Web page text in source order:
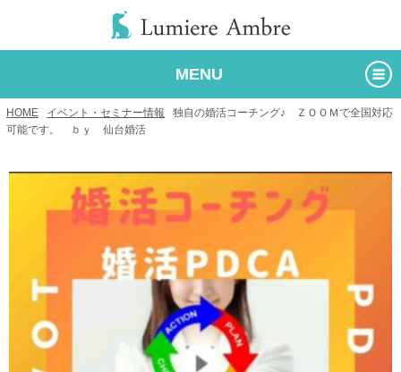
MENU
HOME イベント・セミナー情報
独自の婚活コーチング♪ ＺＯＯＭで全国対応
可能です。 ｂｙ 仙台婚活